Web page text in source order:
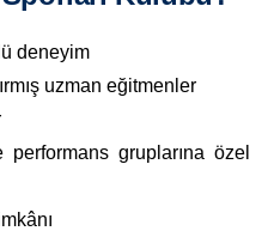
deneyim
uzman eğitmenler
gruplarına özel